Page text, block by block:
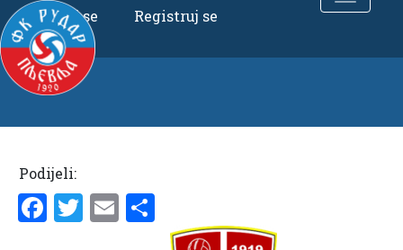
Uloguj se Registruj se
Podijeli:
Facebook
Twitter
Email